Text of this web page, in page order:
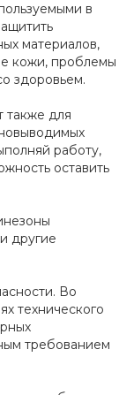
в
материалов,
кожи, проблемы
здоровьем.
также для
работу,
оставить
другие
Во
технического
требованием